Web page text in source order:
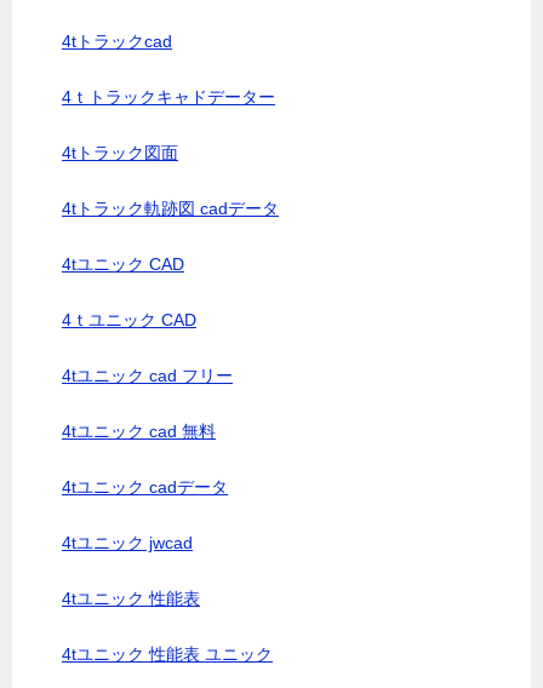
4tトラックcad
4ｔトラックキャドデーター
4tトラック図面
4tトラック軌跡図 cadデータ
4tユニック CAD
4ｔユニック CAD
4tユニック cad フリー
4tユニック cad 無料
4tユニック cadデータ
4tユニック jwcad
4tユニック 性能表
4tユニック 性能表 ユニック